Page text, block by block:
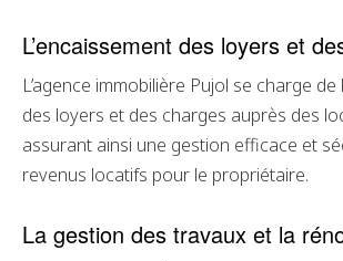
L’encaissement des loyers et
L’agence immobilière Pujol se charge de
des loyers et des charges auprès des
assurant ainsi une gestion efficace et
revenus locatifs pour le propriétaire.
La gestion des travaux et la